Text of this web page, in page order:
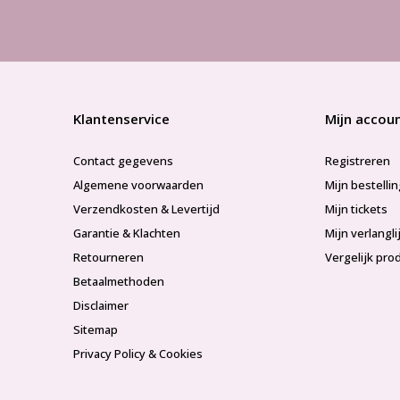
Klantenservice
Contact gegevens
Algemene voorwaarden
Verzendkosten & Levertijd
Garantie & Klachten
Retourneren
Betaalmethoden
Disclaimer
Sitemap
Privacy Policy & Cookies
Mijn
Registreren
Mijn
Mijn tickets
Mijn
Vergelijk